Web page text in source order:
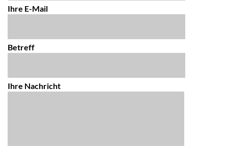
Ihre E-Mail
Betreff
Ihre Nachricht